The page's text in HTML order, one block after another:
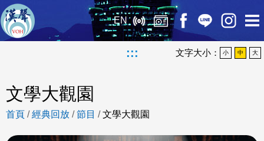
EN
::: 文字大小： 小 中 大
文學大觀園
首頁 /經典回放 /節目 /文學大觀園